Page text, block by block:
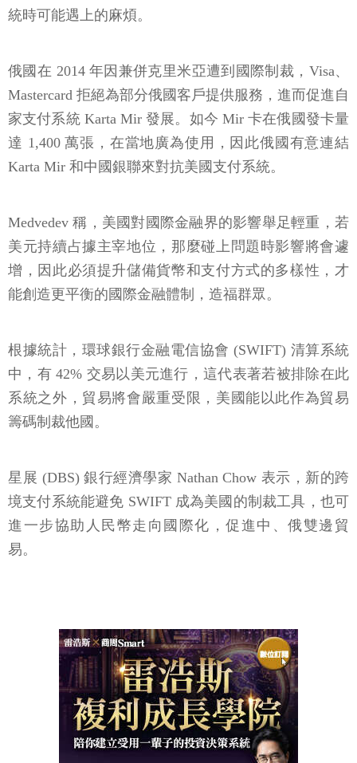
統時可能遇上的麻煩。
俄國在 2014 年因兼併克里米亞遭到國際制裁，Visa、
Mastercard 拒絕為部分俄國客戶提供服務，進而促進自
家支付系統 Karta Mir 發展。如今 Mir 卡在俄國發卡量
達 1,400 萬張，在當地廣為使用，因此俄國有意連結
Karta Mir 和中國銀聯來對抗美國支付系統。
Medvedev 稱，美國對國際金融界的影響舉足輕重，若
美元持續占據主宰地位，那麼碰上問題時影響將會遽
增，因此必須提升儲備貨幣和支付方式的多樣性，才
能創造更平衡的國際金融體制，造福群眾。
根據統計，環球銀行金融電信協會 (SWIFT) 清算系統
中，有 42% 交易以美元進行，這代表著若被排除在此
系統之外，貿易將會嚴重受限，美國能以此作為貿易
籌碼制裁他國。
星展 (DBS) 銀行經濟學家 Nathan Chow 表示，新的跨
境支付系統能避免 SWIFT 成為美國的制裁工具，也可
進一步協助人民幣走向國際化，促進中、俄雙邊貿
易。